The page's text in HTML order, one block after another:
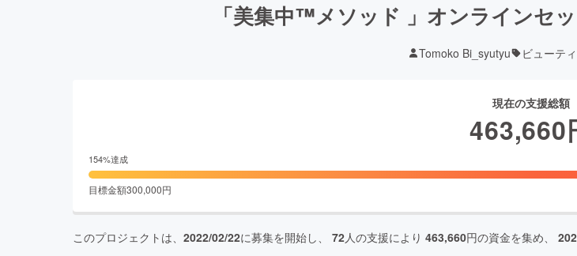
「美集中™メソッド 」オンラインセ
Tomoko Bi_syutyu ビューテ
現在の支援総額
463,660
154%達成
目標金額300,000円
このプロジェクトは、 2022/02/22に募集を開始し、 72人の支援により 463,660円の資金を集め、